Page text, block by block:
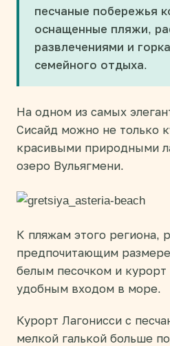
песчаные побережья
оснащенные пляжи,
развлечениями и
семейного отдыха.
На одном из самых
Сисайд можно не только
красивыми природными
озеро Вульягмени.
К пляжам этого региона,
предпочитающим
белым песочком и
удобным входом в море.
Курорт Лагонисси с
мелкой галькой больше